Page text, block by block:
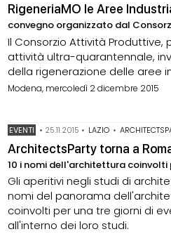
RigeneriaMO le Aree
convegno organizzato dal
Il Consorzio Attività Produttive,
attività ultra-quarantennale,
della rigenerazione delle aree
Modena, mercoledì 2 dicembre 2015
EVENTI • 25.11.2015 • LAZIO •
ArchitectsParty torna a
10 i nomi dell'architettura coinvolti
Gli aperitivi negli studi di
nomi del panorama
coinvolti per una tre giorni di
all'interno dei loro studi.